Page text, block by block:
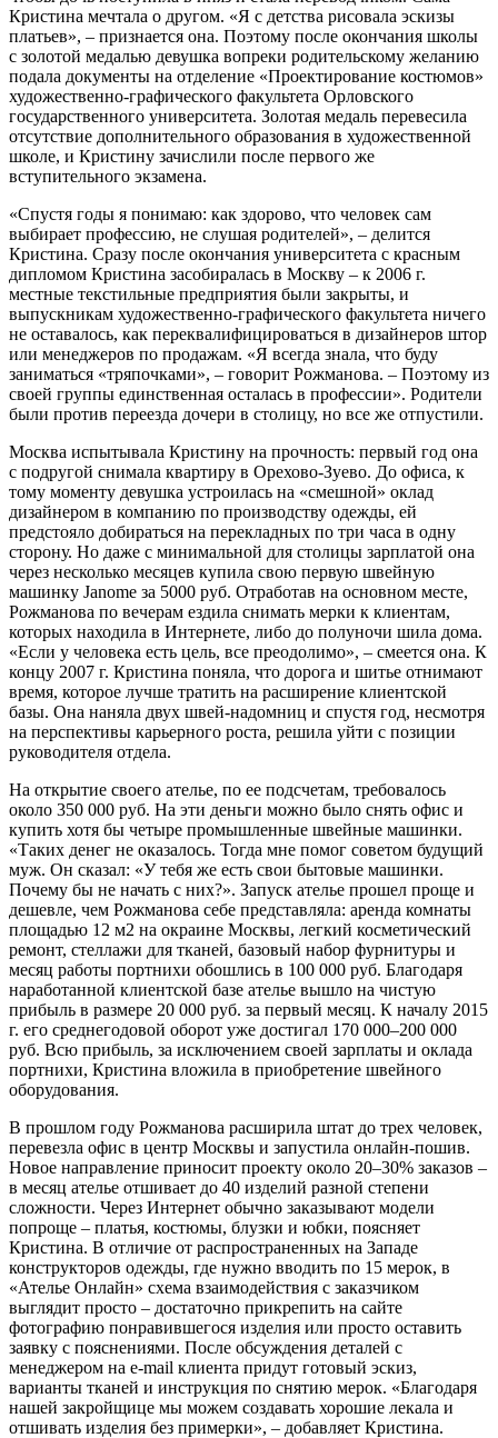
Кристина мечтала о другом. «Я с детства рисовала эскизы
платьев», – признается она. Поэтому после окончания школы
с золотой медалью девушка вопреки родительскому желанию
подала документы на отделение «Проектирование костюмов»
художественно-графического факультета Орловского
государственного университета. Золотая медаль перевесила
отсутствие дополнительного образования в художественной
школе, и Кристину зачислили после первого же
вступительного экзамена.
«Спустя годы я понимаю: как здорово, что человек сам
выбирает профессию, не слушая родителей», – делится
Кристина. Сразу после окончания университета с красным
дипломом Кристина засобиралась в Москву – к 2006 г.
местные текстильные предприятия были закрыты, и
выпускникам художественно-графического факультета ничего
не оставалось, как переквалифицироваться в дизайнеров штор
или менеджеров по продажам. «Я всегда знала, что буду
заниматься «тряпочками», – говорит Рожманова. – Поэтому из
своей группы единственная осталась в профессии». Родители
были против переезда дочери в столицу, но все же отпустили.
Москва испытывала Кристину на прочность: первый год она
с подругой снимала квартиру в Орехово-Зуево. До офиса, к
тому моменту девушка устроилась на «смешной» оклад
дизайнером в компанию по производству одежды, ей
предстояло добираться на перекладных по три часа в одну
сторону. Но даже с минимальной для столицы зарплатой она
через несколько месяцев купила свою первую швейную
машинку Janome за 5000 руб. Отработав на основном месте,
Рожманова по вечерам ездила снимать мерки к клиентам,
которых находила в Интернете, либо до полуночи шила дома.
«Если у человека есть цель, все преодолимо», – смеется она. К
концу 2007 г. Кристина поняла, что дорога и шитье отнимают
время, которое лучше тратить на расширение клиентской
базы. Она наняла двух швей-надомниц и спустя год, несмотря
на перспективы карьерного роста, решила уйти с позиции
руководителя отдела.
На открытие своего ателье, по ее подсчетам, требовалось
около 350 000 руб. На эти деньги можно было снять офис и
купить хотя бы четыре промышленные швейные машинки.
«Таких денег не оказалось. Тогда мне помог советом будущий
муж. Он сказал: «У тебя же есть свои бытовые машинки.
Почему бы не начать с них?». Запуск ателье прошел проще и
дешевле, чем Рожманова себе представляла: аренда комнаты
площадью 12 м2 на окраине Москвы, легкий косметический
ремонт, стеллажи для тканей, базовый набор фурнитуры и
месяц работы портнихи обошлись в 100 000 руб. Благодаря
наработанной клиентской базе ателье вышло на чистую
прибыль в размере 20 000 руб. за первый месяц. К началу 2015
г. его среднегодовой оборот уже достигал 170 000–200 000
руб. Всю прибыль, за исключением своей зарплаты и оклада
портнихи, Кристина вложила в приобретение швейного
оборудования.
В прошлом году Рожманова расширила штат до трех человек,
перевезла офис в центр Москвы и запустила онлайн-пошив.
Новое направление приносит проекту около 20–30% заказов –
в месяц ателье отшивает до 40 изделий разной степени
сложности. Через Интернет обычно заказывают модели
попроще – платья, костюмы, блузки и юбки, поясняет
Кристина. В отличие от распространенных на Западе
конструкторов одежды, где нужно вводить по 15 мерок, в
«Ателье Онлайн» схема взаимодействия с заказчиком
выглядит просто – достаточно прикрепить на сайте
фотографию понравившегося изделия или просто оставить
заявку с пояснениями. После обсуждения деталей с
менеджером на e-mail клиента придут готовый эскиз,
варианты тканей и инструкция по снятию мерок. «Благодаря
нашей закройщице мы можем создавать хорошие лекала и
отшивать изделия без примерки», – добавляет Кристина.